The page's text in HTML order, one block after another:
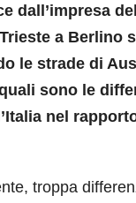
dall’impresa
a Berlino
le strade di
sono le
nel
troppa